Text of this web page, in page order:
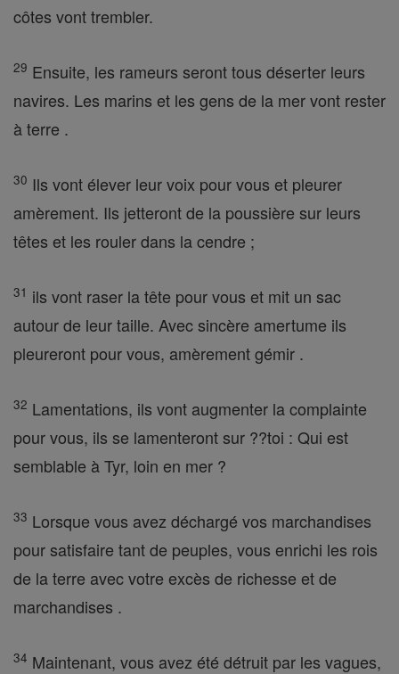
côtes vont trembler.
29 Ensuite, les rameurs seront tous déserter leurs
navires. Les marins et les gens de la mer vont rester
à terre .
30 Ils vont élever leur voix pour vous et pleurer
amèrement. Ils jetteront de la poussière sur leurs
têtes et les rouler dans la cendre ;
31 ils vont raser la tête pour vous et mit un sac
autour de leur taille. Avec sincère amertume ils
pleureront pour vous, amèrement gémir .
32 Lamentations, ils vont augmenter la complainte
pour vous, ils se lamenteront sur ??toi : Qui est
semblable à Tyr, loin en mer ?
33 Lorsque vous avez déchargé vos marchandises
pour satisfaire tant de peuples, vous enrichi les rois
de la terre avec votre excès de richesse et de
marchandises .
34 Maintenant, vous avez été détruit par les vagues,